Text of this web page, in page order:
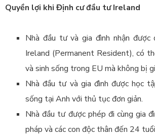
Quyền lợi khi Định cư đầu tư Ireland
Nhà đầu tư và gia đình nhận được
Ireland (Permanent Resident), có
và sinh sống trong EU mà không bị
Nhà đầu tư và gia đình được học
sống tại Anh với thủ tục đơn giản.
Nhà đầu tư được phép đi cùng gia
pháp và các con độc thân đến 24